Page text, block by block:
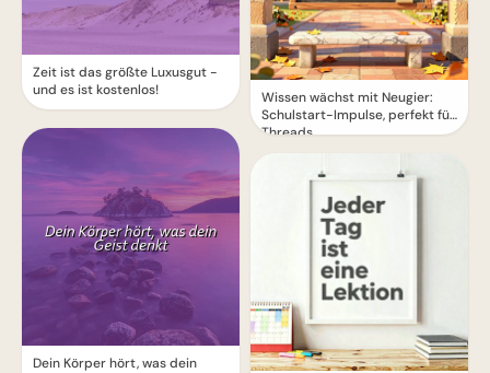
Zeit ist das größte Luxusgut -
und es ist kostenlos!
Dein Körper hört, was dein
Wissen wächst mit Neugier:
Schulstart-Impulse, perfekt für
Threads